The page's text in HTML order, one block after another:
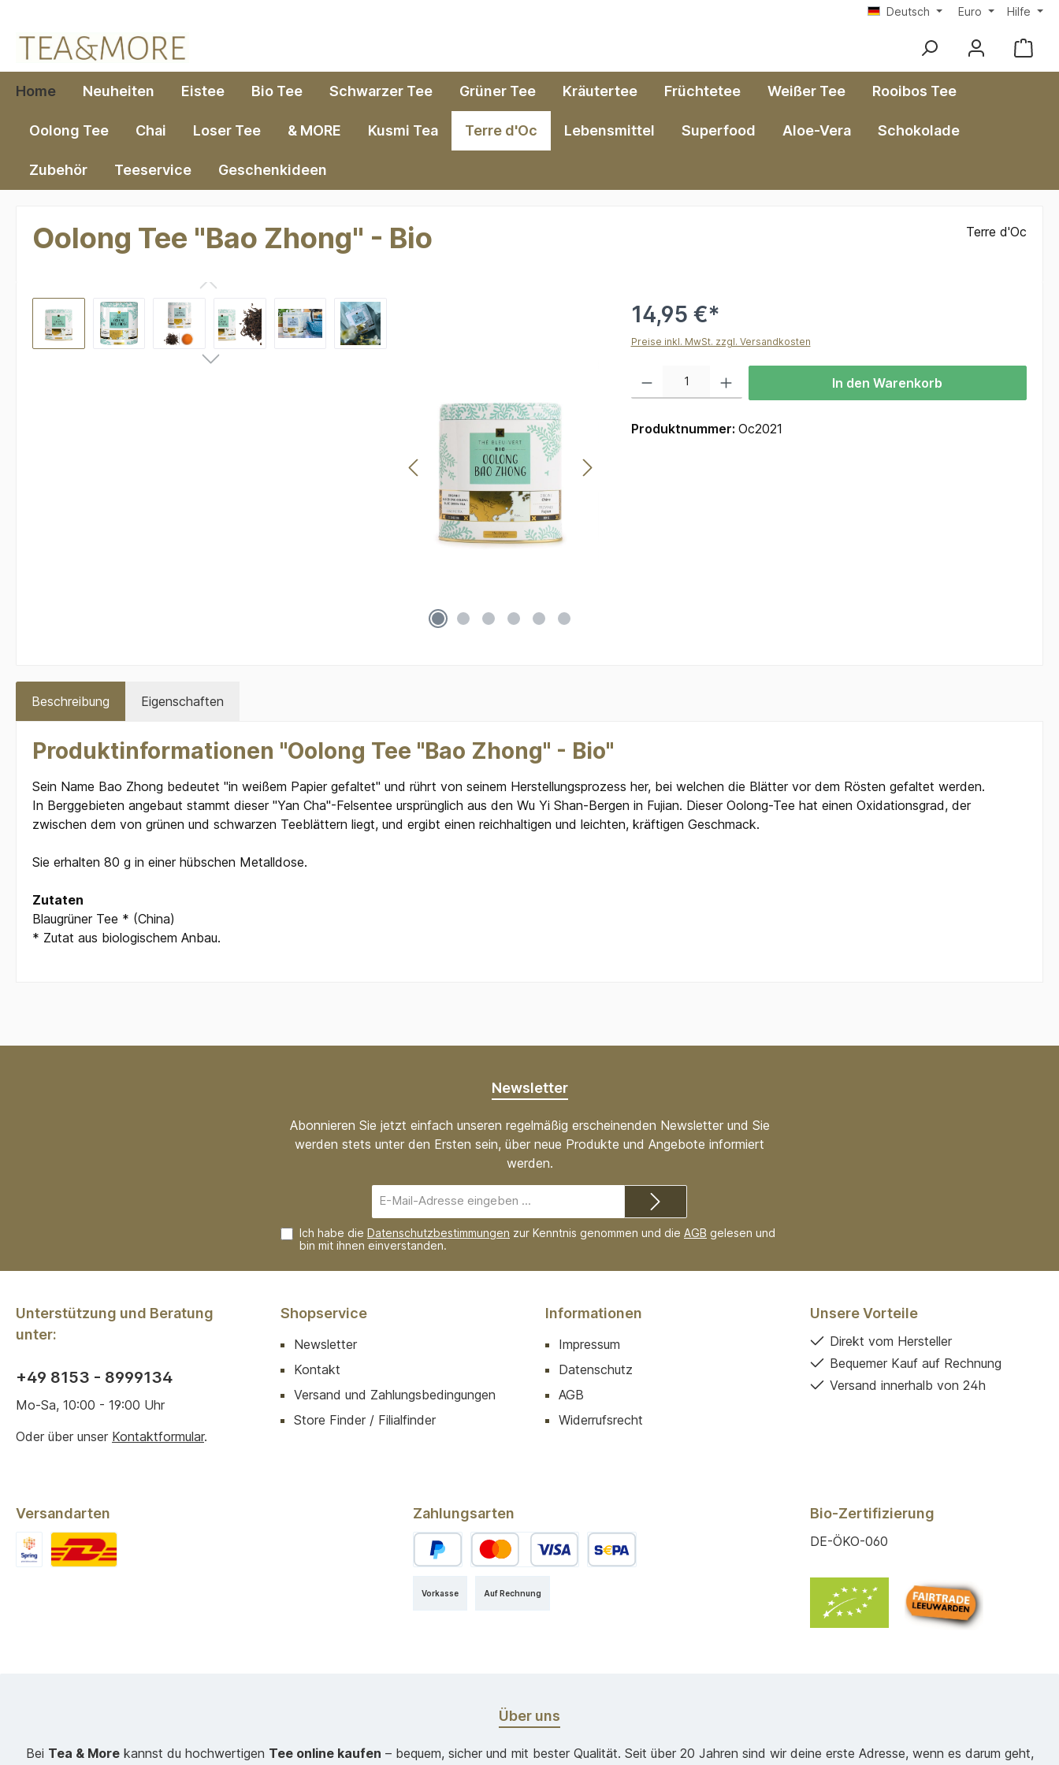
Deutsch Euro Hilfe
Home Neuheiten Eistee Bio Tee Schwarzer Tee Grüner Tee Kräutertee Früchtetee Weißer Tee Rooibos Tee
Oolong Tee Chai Loser Tee & MORE Kusmi Tea Terre d'Oc Lebensmittel Superfood Aloe-Vera Schokolade
Zubehör Teeservice Geschenkideen
Oolong Tee "Bao Zhong" - Bio Terre d'Oc
Bildergalerie überspringen 14,95 €*
Preise inkl. MwSt. zzgl. Versandkosten
In den Warenkorb
Produktnummer: Oc2021
Beschreibung Eigenschaften
Produktinformationen "Oolong Tee "Bao Zhong" - Bio"
Sein Name Bao Zhong bedeutet "in weißem Papier gefaltet" und rührt von seinem Herstellungsprozess her, bei welchen die Blätter vor dem Rösten gefaltet werden.
In Berggebieten angebaut stammt dieser "Yan Cha"-Felsentee ursprünglich aus den Wu Yi Shan-Bergen in Fujian. Dieser Oolong-Tee hat einen Oxidationsgrad, der
zwischen dem von grünen und schwarzen Teeblättern liegt, und ergibt einen reichhaltigen und leichten, kräftigen Geschmack.
Sie erhalten 80 g in einer hübschen Metalldose.
Zutaten
Blaugrüner Tee * (China)
* Zutat aus biologischem Anbau.
Newsletter
Abonnieren Sie jetzt einfach unseren regelmäßig erscheinenden Newsletter und Sie
werden stets unter den Ersten sein, über neue Produkte und Angebote informiert
werden.
Mail-
Adresse*
Ich habe die Datenschutzbestimmungen zur Kenntnis genommen und die AGB gelesen und
bin mit ihnen einverstanden.
Unterstützung und Beratung
unter:
+49 8153 - 8999134
Mo-Sa, 10:00 - 19:00 Uhr
Oder über unser Kontaktformular.
Shopservice
Newsletter
Kontakt
Versand und Zahlungsbedingungen
Store Finder / Filialfinder
Informationen
Impressum
Datenschutz
AGB
Widerrufsrecht
Unsere Vorteile
Direkt vom Hersteller
Bequemer Kauf auf Rechnung
Versand innerhalb von 24h
Versandarten Zahlungsarten
Auf Rechnung
Vorkasse
Bio-Zertifizierung
DE-ÖKO-060
Über uns
Bei Tea & Morekannst du hochwertigen Tee online kaufen – bequem, sicher und mit bester Qualität. Seit über 20 Jahren sind wir deine erste Adresse, wenn es darum geht,